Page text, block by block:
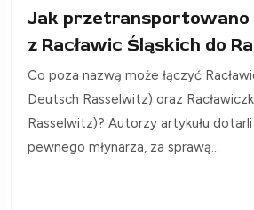
Jak
z Racławic Śląskich do
Co poza nazwą może łączyć
Deutsch Rasselwitz) oraz
Rasselwitz)? Autorzy artykułu
pewnego młynarza, za sprawą...